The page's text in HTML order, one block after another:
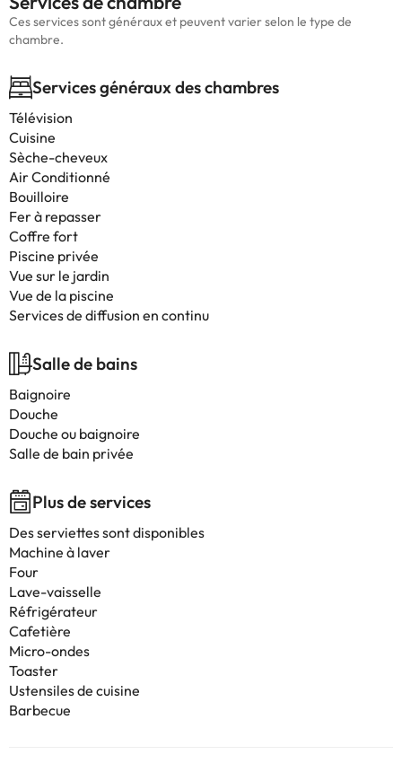
Ces services sont généraux et peuvent varier selon le type de
chambre.
Services généraux des chambres
Télévision
Cuisine
Sèche-cheveux
Air Conditionné
Bouilloire
Fer à repasser
Coffre fort
Piscine privée
Vue sur le jardin
Vue de la piscine
Services de diffusion en continu
Salle de bains
Baignoire
Douche
Douche ou baignoire
Salle de bain privée
Plus de services
Des serviettes sont disponibles
Machine à laver
Four
Lave-vaisselle
Réfrigérateur
Cafetière
Micro-ondes
Toaster
Ustensiles de cuisine
Barbecue